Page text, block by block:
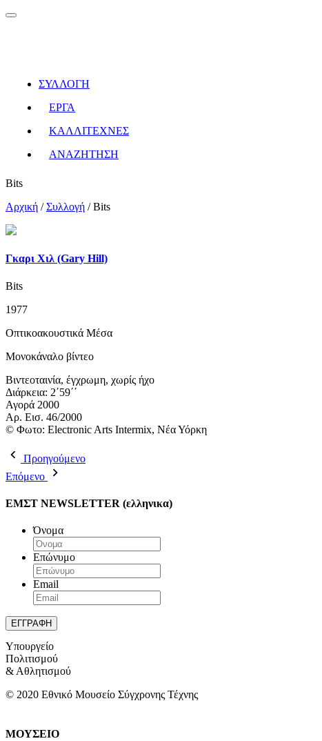
ΣΥΛΛΟΓΗ
ΕΡΓΑ
ΚΑΛΛΙΤΕΧΝΕΣ
ΑΝΑΖΗΤΗΣΗ
Bits
Αρχική /Συλλογή /Bits
Γκαρι Χιλ (Gary Hill)
Bits
1977
Οπτικοακουστικά Μέσα
Μονοκάναλο βίντεο
Βιντεοταινία, έγχρωμη, χωρίς ήχο
Διάρκεια: 2΄59΄΄
Αγορά 2000
Αρ. Εισ. 46/2000
© Φωτο: Electronic Arts Intermix, Νέα Υόρκη
Προηγούμενο
Επόμενο
ΕΜΣΤ NEWSLETTER (ελληνικα)
Όνομα
Επώνυμο
Email
Υπουργείο
Πολιτισμού
& Αθλητισμού
© 2020 Εθνικό Μουσείο Σύγχρονης Τέχνης
ΜΟΥΣΕΙΟ